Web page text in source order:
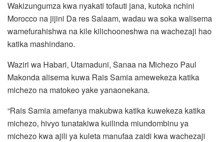
Wakizungumza kwa nyakati tofauti jana, kutoka nchini
Morocco na jijini Da res Salaam, wadau wa soka walisema
wamefurahishwa na kile kilichooneshwa na wachezaji hao
katika mashindano.
Waziri wa Habari, Utamaduni, Sanaa na Michezo Paul
Makonda alisema kuwa Rais Samia amewekeza katika
michezo na matokeo yake yanaonekana.
“Rais Samia amefanya makubwa katika kuwekeza katika
michezo, hivyo tunatakiwa kuilinda miundombinu ya
michezo kwa ajili ya kuleta manufaa zaidi kwa wachezaji